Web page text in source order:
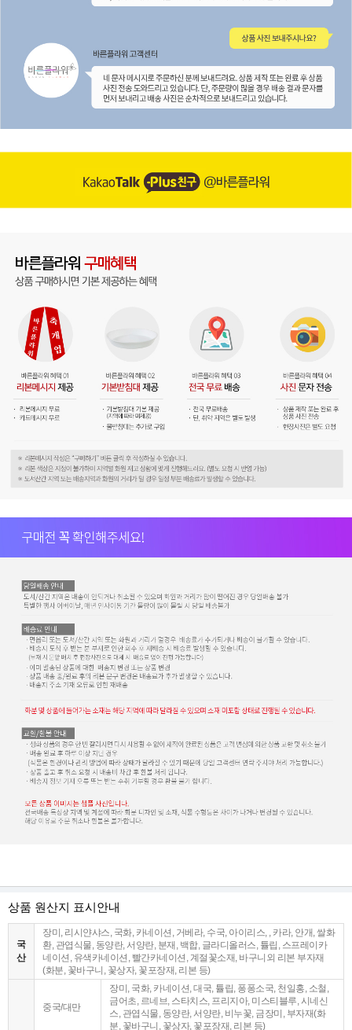
상품 원산지 표시안내
국
산
장미, 리시얀샤스, 국화, 카네이션, 거베라, 수국, 아이리스, , 카라, 안개, 쌀화
환, 관엽식물, 동양란, 서양란, 분재, 백합, 글라디올러스, 튤립, 스프레이카
네이션, 유색카네이션, 빨간카네이션, 계절꽃소재, 바구니외 리본 부자재
(화분, 꽃바구니, 꽃상자, 꽃포장재, 리본 등)
중국/대만
장미, 국화, 카네이션, 대국, 튤립, 퐁퐁소국, 천일홍, 소철,
금어초, 르네브, 스타치스, 프리지아, 미스티블루, 시네신
스, 관엽식물, 동양란, 서양란, 비누꽃, 금장미, 부자재(화
분, 꽃바구니, 꽃상자, 꽃포장재, 리본 등)